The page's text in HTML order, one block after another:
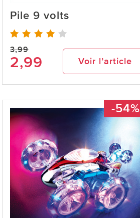
Pile 9 volts
3,99
2,99 Voir l’article
-54%